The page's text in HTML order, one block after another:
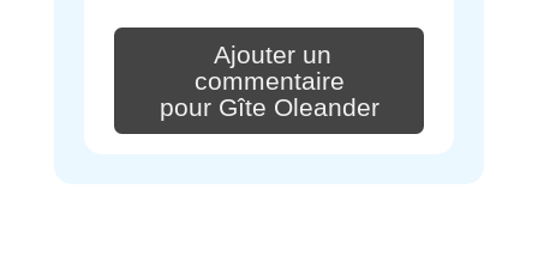
Ajouter un
commentaire
pour Gîte Oleander